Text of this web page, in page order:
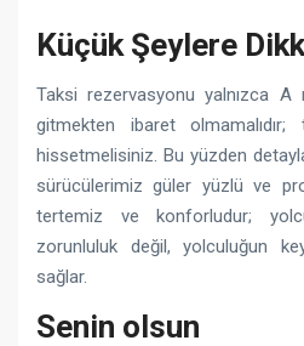
Küçük Şeylere
Taksi rezervasyonu yalnızca A
gitmekten ibaret olmamalıdır;
hissetmelisiniz. Bu yüzden
sürücülerimiz güler yüzlü ve
tertemiz ve konforludur;
zorunluluk değil, yolculuğun
sağlar.
Senin olsun